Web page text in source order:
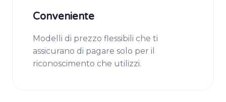
Conveniente
Modelli di prezzo flessibili che ti
assicurano di pagare solo per il
riconoscimento che utilizzi.